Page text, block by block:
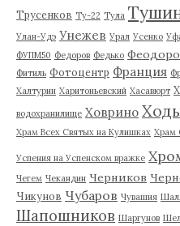
Трусенков Ту-22 Тула
Улан-Удэ Унежев Урал Усенко
ФУПМ50 Федоров Федько
Фитиль Фотоцентр Франция
Халтурин Харитоньевский Хасавюрт
водохранилище Ховрино
Храм Всех Святых на Кулишках Храм
Успения на Успенском вражке
Чегем Чекандин Черников
Чикунов Чубаров Чувашия
Шапошников Шаргунов